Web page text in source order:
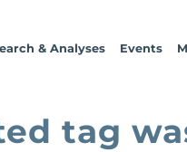
& Analyses Events
tag